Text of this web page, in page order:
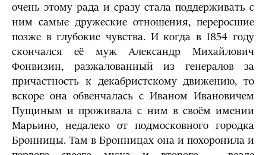
очень этому рада и сразу стала поддерживать с
ним самые дружеские отношения, переросшие
позже в глубокие чувства. И когда в 1854 году
скончался её муж Александр Михайлович
Фонвизин, разжалованный из генералов за
причастность к декабристскому движению, то
вскоре она обвенчалась с Иваном Ивановичем
Пущиным и проживала с ним в своём имении
Марьино, недалеко от подмосковного городка
Бронницы. Там в Бронницах она и похоронила и